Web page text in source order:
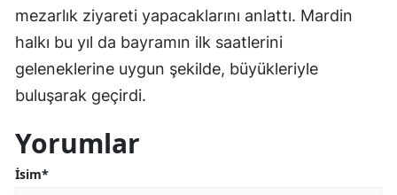
mezarlık ziyareti yapacaklarını anlattı. Mardin
halkı bu yıl da bayramın ilk saatlerini
geleneklerine uygun şekilde, büyükleriyle
buluşarak geçirdi.
Yorumlar
İsim*